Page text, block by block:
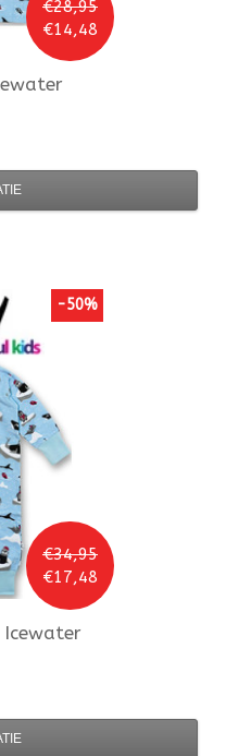
€28,95
€14,48
€34,95
€17,48
-50%